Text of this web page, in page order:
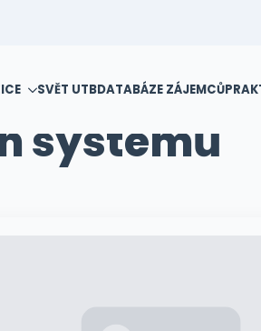
SVĚT UTBDATABÁZE ZÁJEMCŮ
systémů